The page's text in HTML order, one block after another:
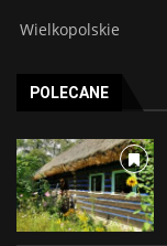
Wielkopolskie
POLECANE